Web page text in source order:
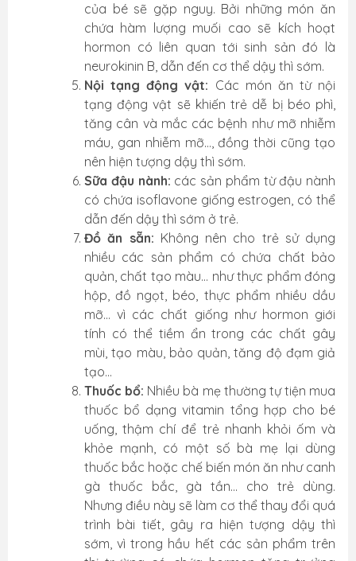
của bé sẽ gặp nguy. Bởi những món ăn
chứa hàm lượng muối cao sẽ kích hoạt
hormon có liên quan tới sinh sản đó là
neurokinin B, dẫn đến cơ thể dậy thì sớm.
Nội tạng động vật: Các món ăn từ nội
tạng động vật sẽ khiến trẻ dễ bị béo phì,
tăng cân và mắc các bệnh như mỡ nhiễm
máu, gan nhiễm mỡ..., đồng thời cũng tạo
nên hiện tượng dậy thì sớm.
Sữa đậu nành: các sản phẩm từ đậu nành
có chứa isoflavone giống estrogen, có thể
dẫn đến dậy thì sớm ở trẻ.
Đồ ăn sẵn: Không nên cho trẻ sử dụng
nhiều các sản phẩm có chứa chất bảo
quản, chất tạo màu... như thực phẩm đóng
hộp, đồ ngọt, béo, thực phẩm nhiều dầu
mỡ... vì các chất giống như hormon giới
tính có thể tiềm ẩn trong các chất gây
mùi, tạo màu, bảo quản, tăng độ đạm giả
tạo...
Thuốc bổ: Nhiều bà mẹ thường tự tiện mua
thuốc bổ dạng vitamin tổng hợp cho bé
uống, thậm chí để trẻ nhanh khỏi ốm và
khỏe mạnh, có một số bà mẹ lại dùng
thuốc bắc hoặc chế biến món ăn như canh
gà thuốc bắc, gà tần... cho trẻ dùng.
Nhưng điều này sẽ làm cơ thể thay đổi quá
trình bài tiết, gây ra hiện tượng dậy thì
sớm, vì trong hầu hết các sản phẩm trên